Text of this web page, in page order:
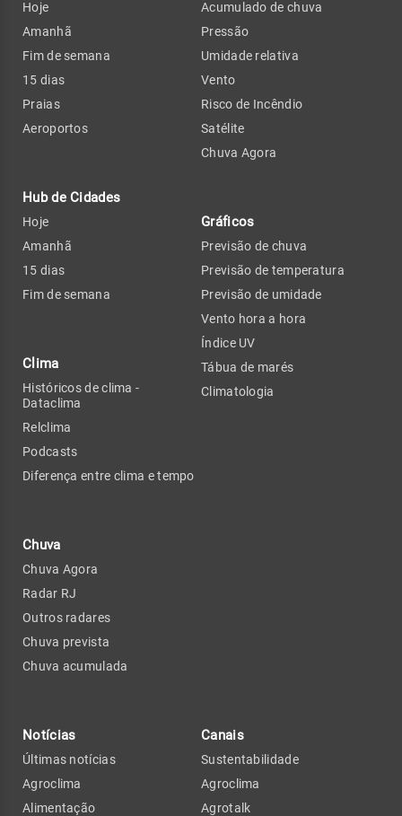
Hoje
Amanhã
Fim de semana
15 dias
Praias
Aeroportos
Hub de Cidades
Hoje
Amanhã
15 dias
Fim de semana
Clima
Históricos de clima -
Dataclima
Relclima
Podcasts
Diferença entre clima e tempo
Chuva
Chuva Agora
Radar RJ
Outros radares
Chuva prevista
Chuva acumulada
Acumulado de chuva
Pressão
Umidade relativa
Vento
Risco de Incêndio
Satélite
Chuva Agora
Gráficos
Previsão de chuva
Previsão de temperatura
Previsão de umidade
Vento hora a hora
Índice UV
Tábua de marés
Climatologia
Notícias
Últimas notícias
Agroclima
Alimentação
Canais
Sustentabilidade
Agroclima
Agrotalk